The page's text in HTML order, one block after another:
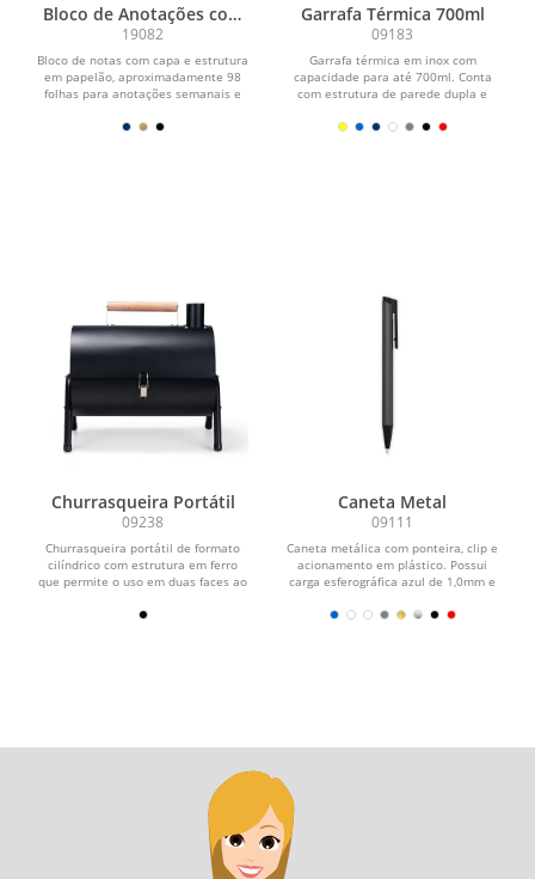
Bloco de Anotações com
Suporte
19082
Bloco de notas com capa e estrutura
em papelão, aproximadamente 98
folhas para anotações semanais e
Garrafa Térmica 700ml
09183
Garrafa térmica em inox com
capacidade para até 700ml. Conta
com estrutura de parede dupla e
Churrasqueira Portátil
09238
Churrasqueira portátil de formato
cilíndrico com estrutura em ferro
que permite o uso em duas faces ao
Caneta Metal
09111
Caneta metálica com ponteira, clip e
acionamento em plástico. Possui
carga esferográfica azul de 1,0mm e